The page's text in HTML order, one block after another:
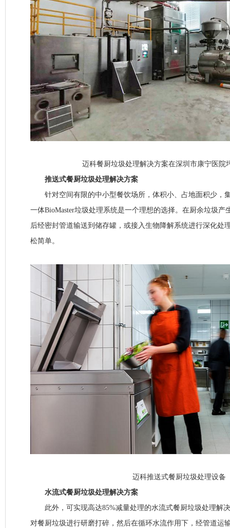
迈科餐厨垃圾处理解决方案在深圳市康宁医院
推送式餐厨垃圾处理解决方案
针对空间有限的中小型餐饮场所，体积小、占地面积少，
一体BioMaster垃圾处理系统是一个理想的选择。在厨余垃圾产
后经密封管道输送到储存罐，或接入生物降解系统进行深化处
松简单。
迈科推送式餐厨垃圾处理设备
水流式餐厨垃圾处理解决方案
此外，可实现高达85%减量处理的水流式餐厨垃圾处理解
对餐厨垃圾进行研磨打碎，然后在循环水流作用下，经管道运